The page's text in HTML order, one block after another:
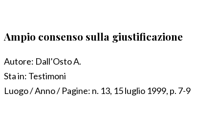
Ampio consenso sulla giustificazione
Autore: Dall’Osto A.
Sta in: Testimoni
Luogo / Anno / Pagine: n. 13, 15 luglio 1999, p. 7-9